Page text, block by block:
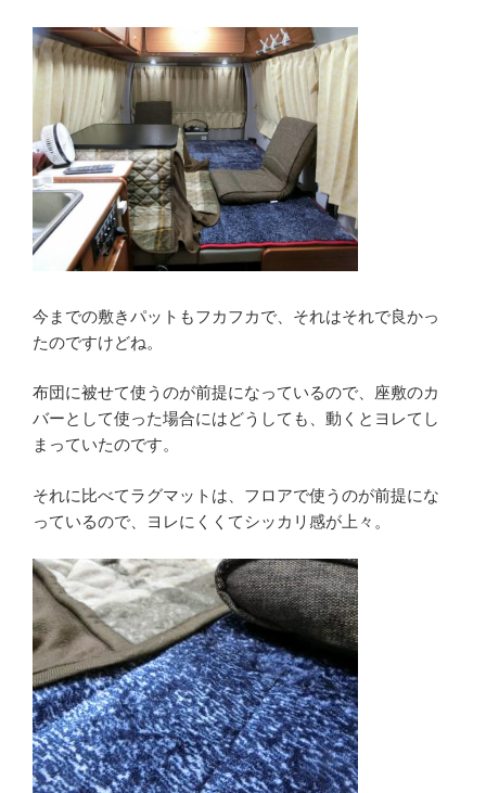
今までの敷きパットもフカフカで、それはそれで良かっ
たのですけどね。
布団に被せて使うのが前提になっているので、座敷のカ
バーとして使った場合にはどうしても、動くとヨレてし
まっていたのです。
それに比べてラグマットは、フロアで使うのが前提にな
っているので、ヨレにくくてシッカリ感が上々。